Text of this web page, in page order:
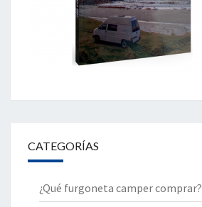
CATEGORÍAS
¿Qué furgoneta camper comprar?